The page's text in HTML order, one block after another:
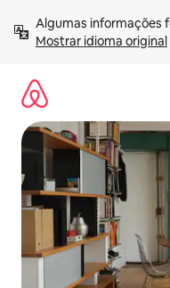
para
Mostrar idioma original